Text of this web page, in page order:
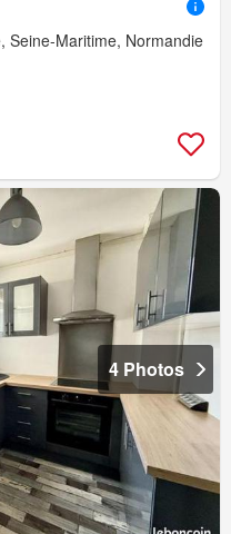
Seine-Maritime, Normandie
4 Photos